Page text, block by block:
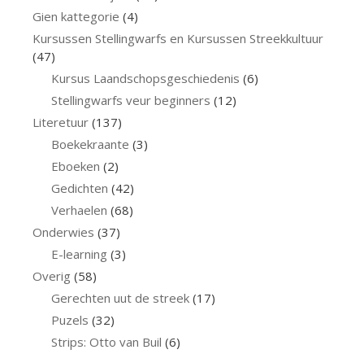
Gien kattegorie (4)
Kursussen Stellingwarfs en Kursussen Streekkultuur
(47)
Kursus Laandschopsgeschiedenis (6)
Stellingwarfs veur beginners (12)
Literetuur (137)
Boekekraante (3)
Eboeken (2)
Gedichten (42)
Verhaelen (68)
Onderwies (37)
E-learning (3)
Overig (58)
Gerechten uut de streek(17)
Puzels (32)
Strips: Otto van Buil (6)